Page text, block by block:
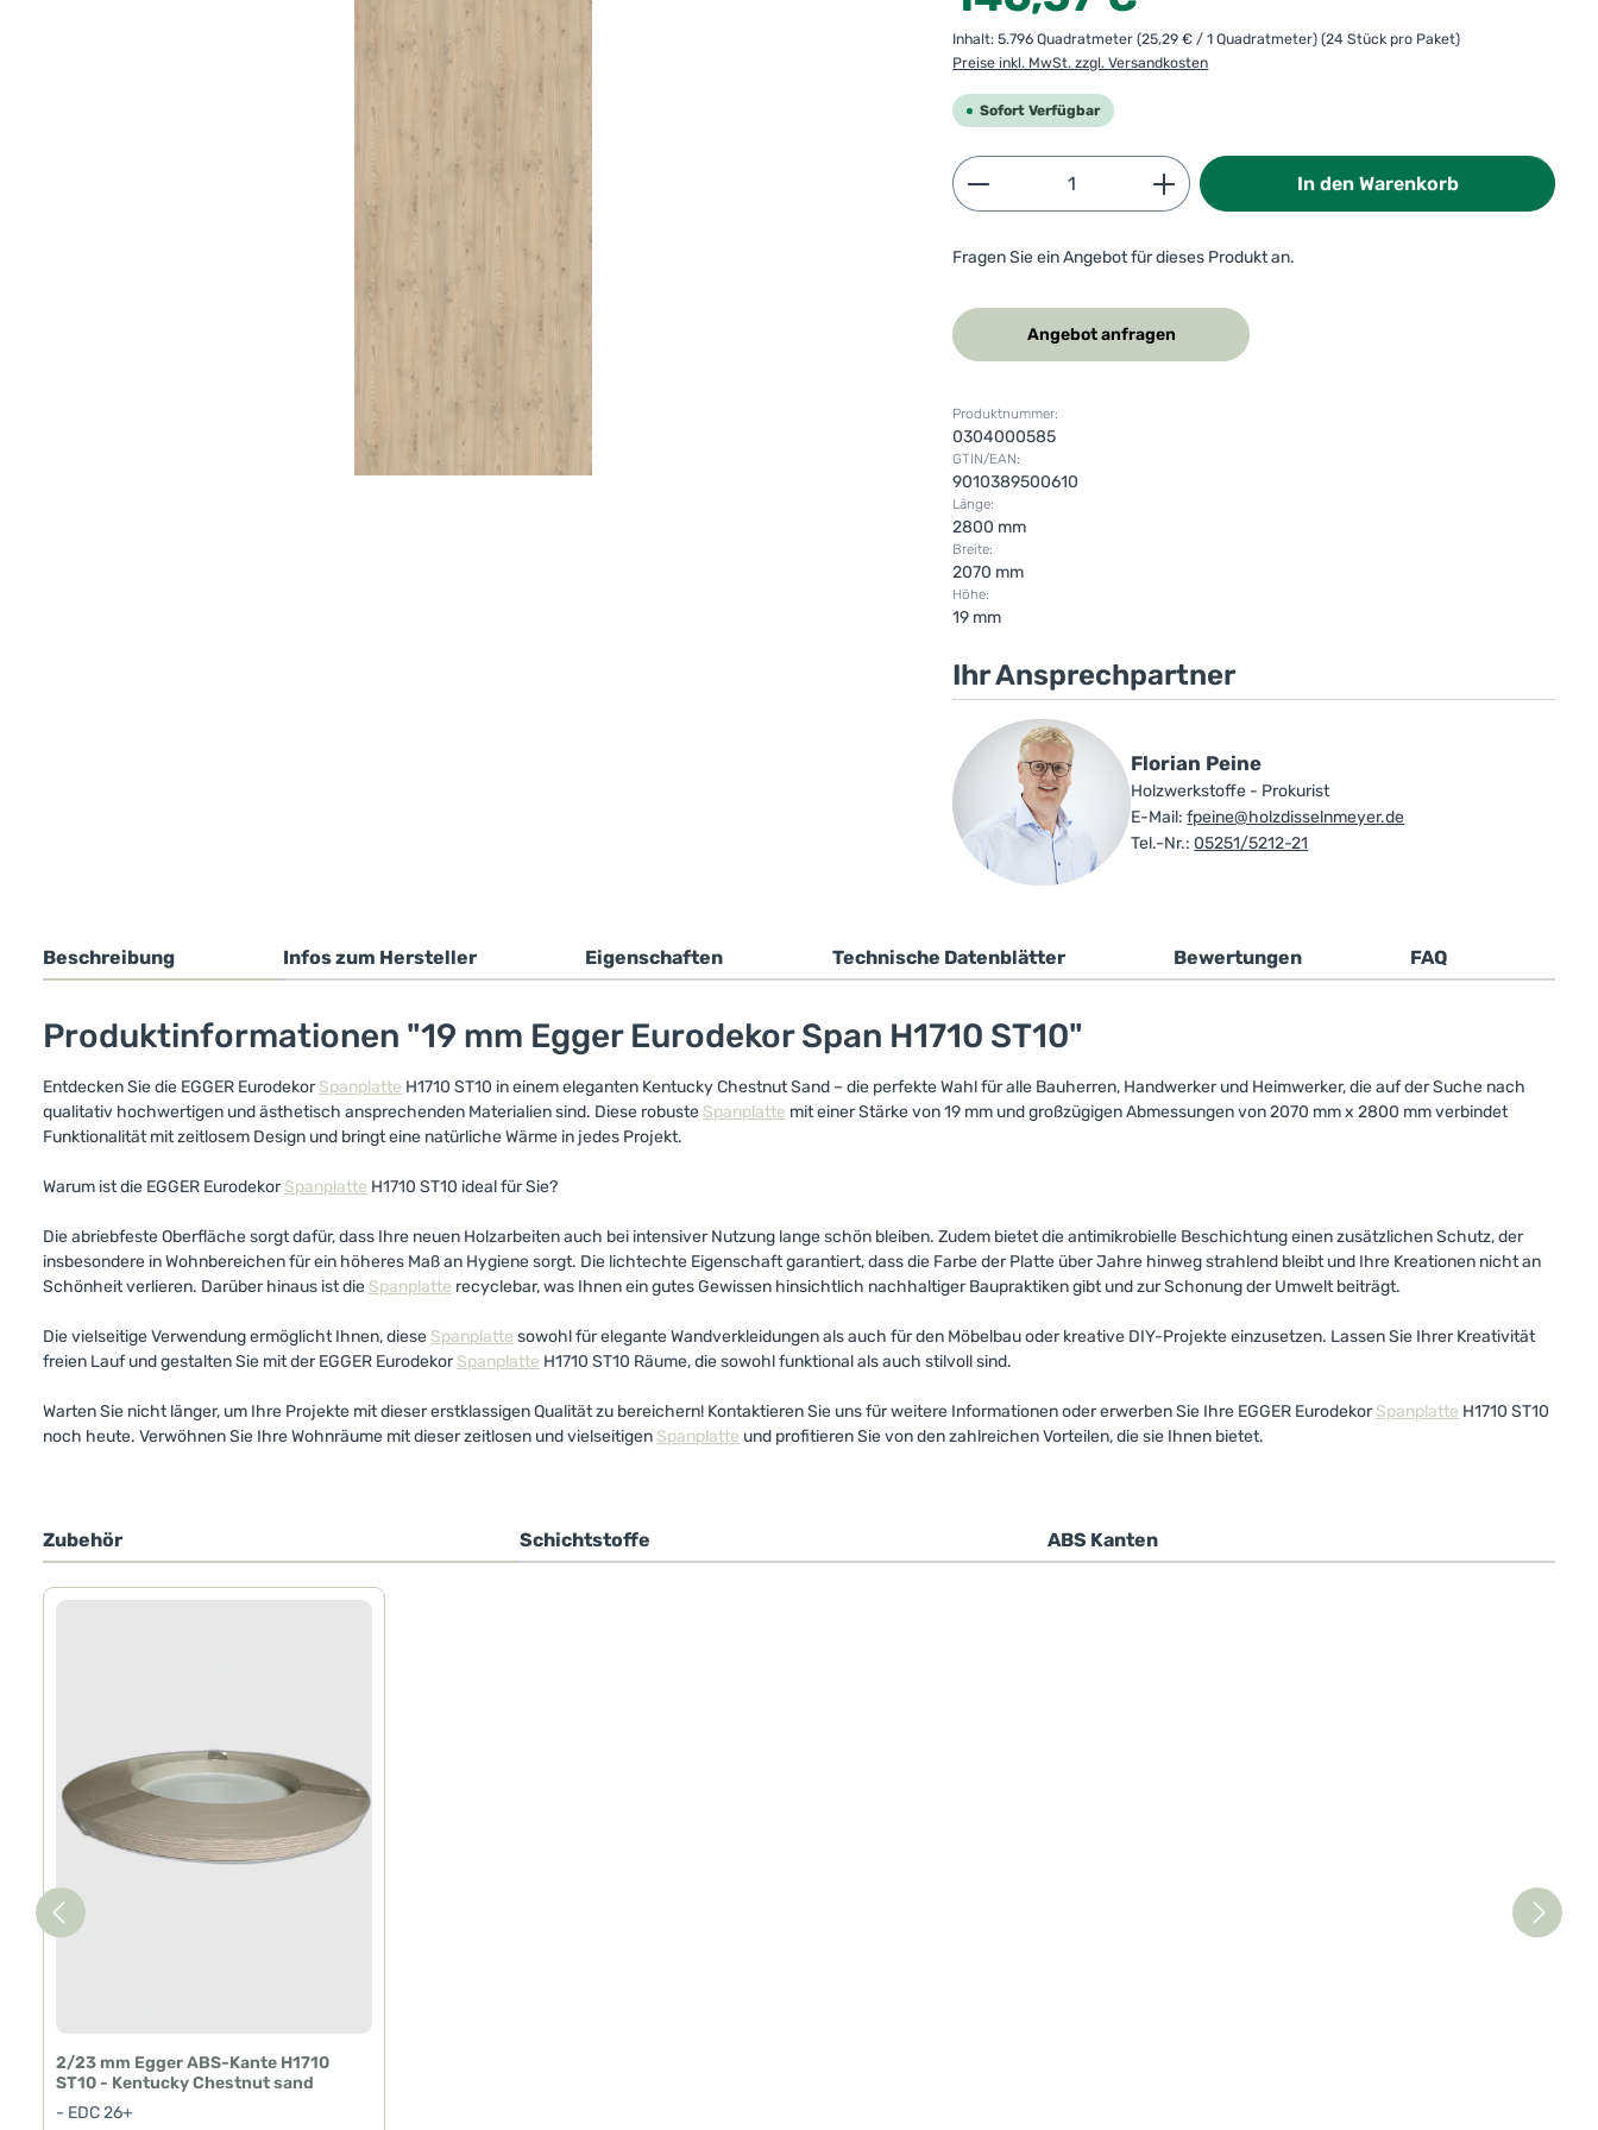
Inhalt:5.796 Quadratmeter(25,29 € / 1 Quadratmeter)(24 Stück pro Paket)
Preise inkl. MwSt. zzgl. Versandkosten
Sofort Verfügbar
Produkt Anzahl: Gib den gewünschten Wert ein
In den Warenkorb
Fragen Sie ein Angebot für dieses Produkt an.
Angebot anfragen
Produktnummer:
0304000585
GTIN/EAN:
9010389500610
Länge:
2800 mm
Breite:
2070 mm
Höhe:
19 mm
Ihr Ansprechpartner
Florian Peine
Holzwerkstoffe - Prokurist
E-Mail: fpeine@holzdisselnmeyer.de
Tel.-Nr.: 05251/5212-21
Beschreibung Infos zum Hersteller Eigenschaften Technische Datenblätter Bewertungen FAQ
Produktinformationen "19 mm Egger Eurodekor Span H1710 ST10"
Entdecken Sie die EGGER EurodekorSpanplatte H1710 ST10 in einem eleganten Kentucky Chestnut Sand – die perfekte Wahl für alle Bauherren, Handwerker und Heimwerker, die auf der Suche nach
qualitativ hochwertigen und ästhetisch ansprechenden Materialien sind. Diese robuste Spanplatte mit einer Stärke von 19 mm und großzügigen Abmessungen von 2070 mm x 2800 mm verbindet
Funktionalität mit zeitlosem Design und bringt eine natürliche Wärme in jedes Projekt.
Warum ist die EGGER EurodekorSpanplatte H1710 ST10 ideal für Sie?
Die abriebfeste Oberfläche sorgt dafür, dass Ihre neuen Holzarbeiten auch bei intensiver Nutzung lange schön bleiben. Zudem bietet die antimikrobielle Beschichtung einen zusätzlichen Schutz, der
insbesondere in Wohnbereichen für ein höheres Maß an Hygiene sorgt. Die lichtechte Eigenschaft garantiert, dass die Farbe der Platte über Jahre hinweg strahlend bleibt und Ihre Kreationen nicht an
Schönheit verlieren. Darüber hinaus ist die Spanplatte recyclebar, was Ihnen ein gutes Gewissen hinsichtlich nachhaltiger Baupraktiken gibt und zur Schonung der Umwelt beiträgt.
Die vielseitige Verwendung ermöglicht Ihnen, diese Spanplatte sowohl für elegante Wandverkleidungen als auch für den Möbelbau oder kreative DIY-Projekte einzusetzen. Lassen Sie Ihrer Kreativität
freien Lauf und gestalten Sie mit der EGGER EurodekorSpanplatte H1710 ST10 Räume, die sowohl funktional als auch stilvoll sind.
Warten Sie nicht länger, um Ihre Projekte mit dieser erstklassigen Qualität zu bereichern! Kontaktieren Sie uns für weitere Informationen oder erwerben Sie Ihre EGGER EurodekorSpanplatte H1710 ST10
noch heute. Verwöhnen Sie Ihre Wohnräume mit dieser zeitlosen und vielseitigen Spanplatte und profitieren Sie von den zahlreichen Vorteilen, die sie Ihnen bietet.
Zubehör Schichtstoffe ABS Kanten
Produktgalerie überspringen
2/23 mm Egger ABS-Kante H1710
ST10 - Kentucky Chestnut sand
- EDC 26+